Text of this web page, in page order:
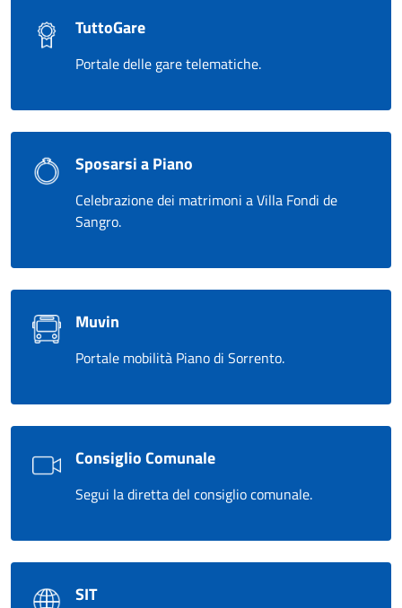
TuttoGare
Portale delle gare telematiche.
Sposarsi a Piano
Celebrazione dei matrimoni a Villa Fondi de
Sangro.
Muvin
Portale mobilità Piano di Sorrento.
Consiglio Comunale
Segui la diretta del consiglio comunale.
SIT